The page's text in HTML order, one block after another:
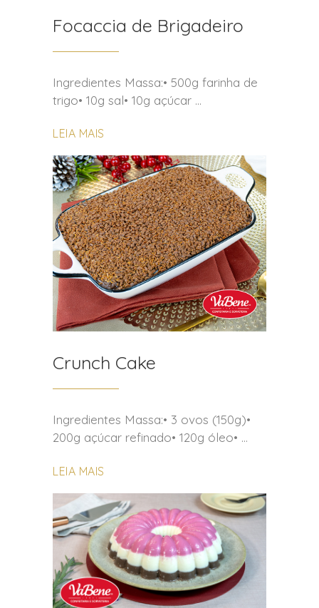
Focaccia de Brigadeiro
Ingredientes Massa:• 500g farinha de
trigo• 10g sal• 10g açúcar
LEIA MAIS
Crunch Cake
Ingredientes Massa:• 3 ovos (150g)•
200g açúcar refinado• 120g óleo•
LEIA MAIS